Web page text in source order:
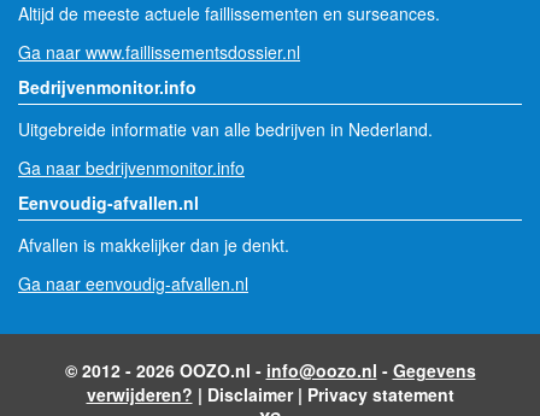
Altijd de meeste actuele faillissementen en surseances.
Ga naar www.faillissementsdossier.nl
Bedrijvenmonitor.info
Uitgebreide informatie van alle bedrijven in Nederland.
Ga naar bedrijvenmonitor.info
Eenvoudig-afvallen.nl
Afvallen is makkelijker dan je denkt.
Ga naar eenvoudig-afvallen.nl
© 2012 - 2026 OOZO.nl - info@oozo.nl - Gegevens
verwijderen? | Disclaimer| Privacy statement